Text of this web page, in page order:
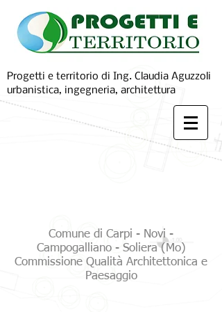
Progetti e territorio di Ing. Claudia Aguzzoli
urbanistica, ingegneria, architettura
Comune di Carpi - Novi -
Campogalliano - Soliera (Mo)
Commissione Qualità Architettonica e
Paesaggio